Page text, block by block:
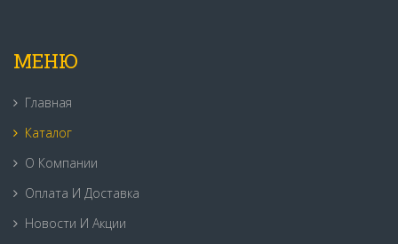
МЕНЮ
Главная
Каталог
О Компании
Оплата И Доставка
Новости И Акции